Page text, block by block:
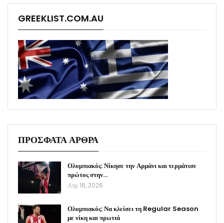
GREEKLIST.COM.AU
ΠΡΟΣΦΑΤΑ ΑΡΘΡΑ
Ολυμπιακός: Νίκησε την Αρμάνι και τερμάτισε
πρώτος στην…
Απρ 16, 2026
Ολυμπιακός: Να κλείσει τη Regular Season
με νίκη και πρωτιά